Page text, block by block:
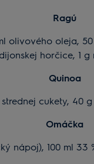
Ragú
olivového oleja,
horčice,
Quinoa
cukety,
Omáčka
nápoj), 100 ml 33